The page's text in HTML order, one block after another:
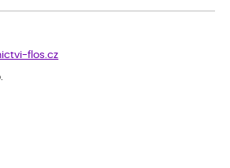
flos.cz